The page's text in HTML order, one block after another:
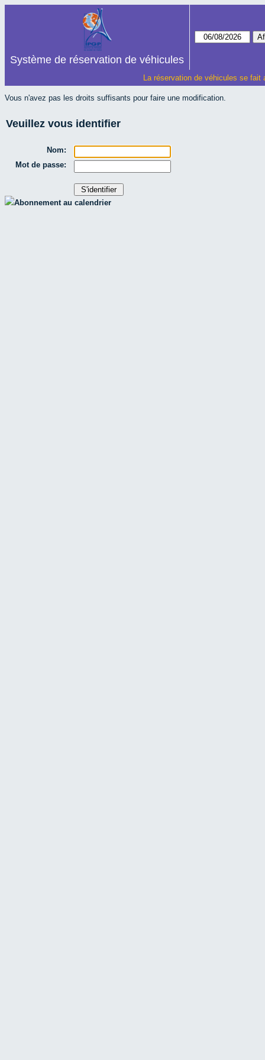
Système de réservation de véhicules
La réservation de véhicules se
Vous n'avez pas les droits suffisants pour faire une modification.
Veuillez vous identifier
Nom:
Mot de passe:
Abonnement au calendrier